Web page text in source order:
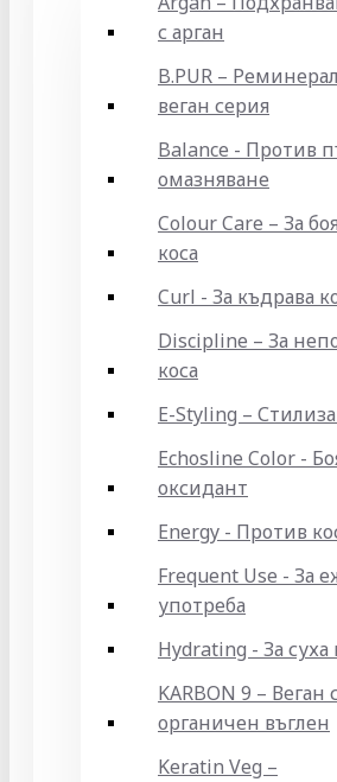
с арган
B.PUR –
веган серия
Balance - Против
омазняване
Colour Care – За
коса
Curl - За къдрава
Discipline – За
коса
E-Styling –
Echosline Color -
оксидант
Energy - Против
Frequent Use - За
употреба
Hydrating - За суха
KARBON 9 – Веган
органичен въглен
Keratin Veg –